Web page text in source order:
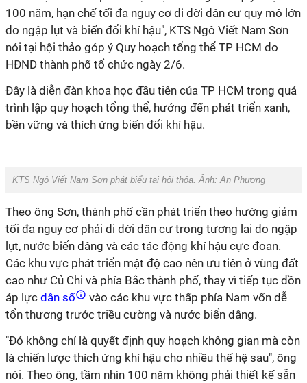
100 năm, hạn chế tối đa nguy cơ di dời dân cư quy mô lớn
do ngập lụt và biến đổi khí hậu", KTS Ngô Viết Nam Sơn
nói tại hội thảo góp ý Quy hoạch tổng thể TP HCM do
HĐND thành phố tổ chức ngày 2/6.
Đây là diễn đàn khoa học đầu tiên của TP HCM trong quá
trình lập quy hoạch tổng thể, hướng đến phát triển xanh,
bền vững và thích ứng biến đổi khí hậu.
KTS Ngô Viết Nam Sơn phát biểu tại hội thỏa. Ảnh: An Phương
Theo ông Sơn, thành phố cần phát triển theo hướng giảm
tối đa nguy cơ phải di dời dân cư trong tương lai do ngập
lụt, nước biển dâng và các tác động khí hậu cực đoan.
Các khu vực phát triển mật độ cao nên ưu tiên ở vùng đất
cao như Củ Chi và phía Bắc thành phố, thay vì tiếp tục dồn
áp lực dân số
vào các khu vực thấp phía Nam vốn dễ
tổn thương trước triều cường và nước biển dâng.
"Đó không chỉ là quyết định quy hoạch không gian mà còn
là chiến lược thích ứng khí hậu cho nhiều thế hệ sau", ông
nói. Theo ông, tầm nhìn 100 năm không phải thiết kế sẵn